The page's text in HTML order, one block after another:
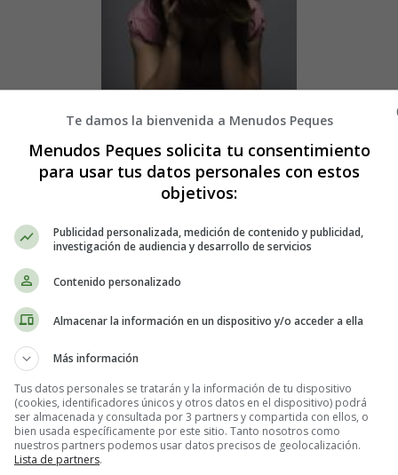
respecta a las adicciones es
de todos los adultos que se
en lo que atañe a las adicciones, y ello por varias razones.
al mundo por primera vez, conociendo a personas nuevas en
y seducir al adolescente pero que éste enfrenta con la falta de
es de vital importancia para que su proceso de apertura
de su crecimiento físico, crecimiento que puede verse
Te damos la bienvenida a Menudos Peques
Menudos Peques solicita tu consentimiento
para usar tus datos personales con estos
objetivos:
Publicidad personalizada, medición de contenido y publicidad,
investigación de audiencia y desarrollo de servicios
Contenido personalizado
Almacenar la información en un dispositivo y/o acceder a ella
Más información
Tus datos personales se tratarán y la información de tu dispositivo
(cookies, identificadores únicos y otros datos en el dispositivo) podrá
ser almacenada y consultada por 3 partners y compartida con ellos, o
bien usada específicamente por este sitio. Tanto nosotros como
nuestros partners podemos usar datos precisos de geolocalización.
Lista de partners.